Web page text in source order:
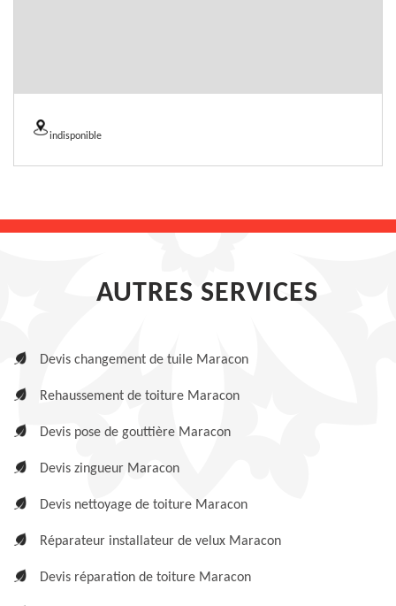
indisponible
AUTRES SERVICES
Devis changement de tuile Maracon
Rehaussement de toiture Maracon
Devis pose de gouttière Maracon
Devis zingueur Maracon
Devis nettoyage de toiture Maracon
Réparateur installateur de velux Maracon
Devis réparation de toiture Maracon